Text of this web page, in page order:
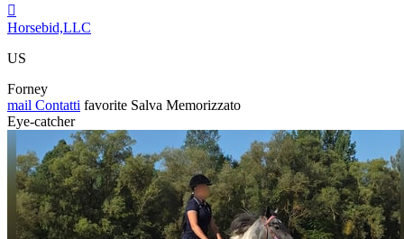

Horsebid,LLC
US
Forney
mail Contatti favorite Salva Memorizzato
Eye-catcher